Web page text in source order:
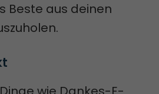
Beste aus deinen